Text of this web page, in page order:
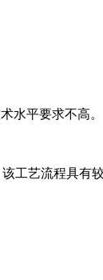
水平要求不高。
工艺流程具有